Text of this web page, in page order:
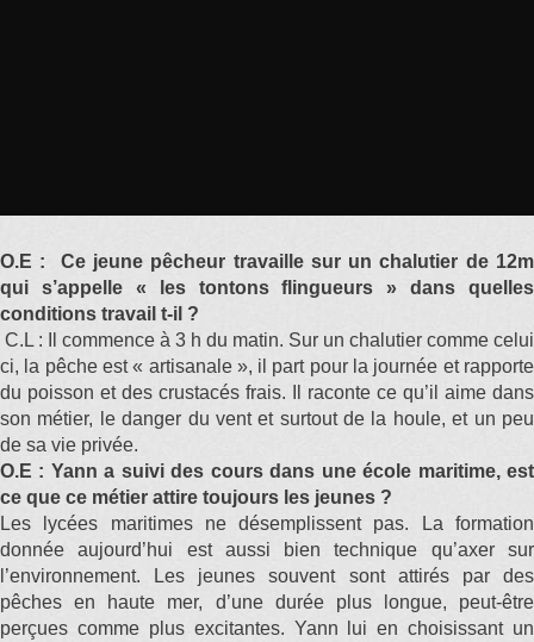
O.E : Ce jeune pêcheur travaille sur un chalutier de 12m
qui s’appelle « les tontons flingueurs » dans quelles
conditions travail t-il ?
C.L : Il commence à 3 h du matin. Sur un chalutier comme celui
ci, la pêche est « artisanale », il part pour la journée et rapporte
du poisson et des crustacés frais. Il raconte ce qu’il aime dans
son métier, le danger du vent et surtout de la houle, et un peu
de sa vie privée.
O.E : Yann a suivi des cours dans une école maritime, est
ce que ce métier attire toujours les jeunes ?
Les lycées maritimes ne désemplissent pas. La formation
donnée aujourd’hui est aussi bien technique qu’axer sur
l’environnement. Les jeunes souvent sont attirés par des
pêches en haute mer, d’une durée plus longue, peut-être
perçues comme plus excitantes. Yann lui en choisissant un